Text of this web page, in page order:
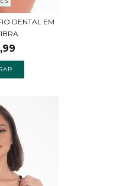
DENTAL EM